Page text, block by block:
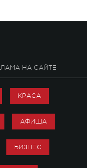
НА САЙТЕ
КРАСА
АФИША
БИЗНЕС